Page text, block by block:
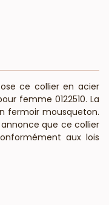
ce collier en acier
femme 0122510. La
fermoir mousqueton.
que ce collier
aux lois